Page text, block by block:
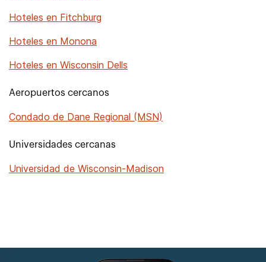
Hoteles en Fitchburg
Hoteles en Monona
Hoteles en Wisconsin Dells
Aeropuertos cercanos
Condado de Dane Regional (MSN)
Universidades cercanas
Universidad de Wisconsin-Madison